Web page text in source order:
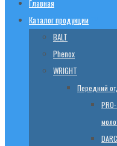
tk-
vector@yandex.ru
Перейти
содержимому
Главная
Каталог продукции
BALT
Phenox
WRIGHT
Передний